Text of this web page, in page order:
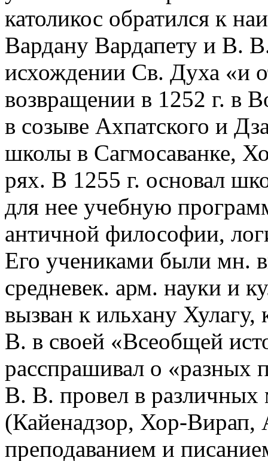
католикос обратился к
Вардану Вардапету и В.
исхождении Св. Духа «и
возвращении в 1252 г. в
в созыве Ахпатского и
школы в Сагмосаванке,
рях. В 1255 г. основал
для нее учебную
античной философии,
Его учениками были мн.
средневек. арм. науки и
вызван к ильхану
В. в своей «Всеобщей
расспрашивал о «разных
В. В. провел в
(Кайенадзор, Хор-Вирап,
преподаванием и